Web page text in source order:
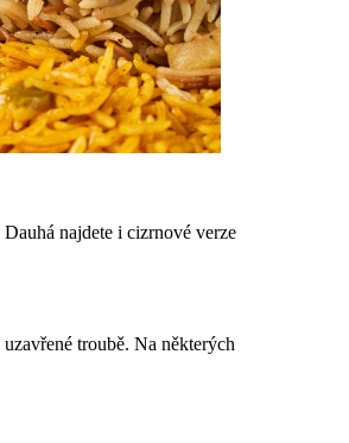
najdete i cizrnové verze
troubě. Na některých